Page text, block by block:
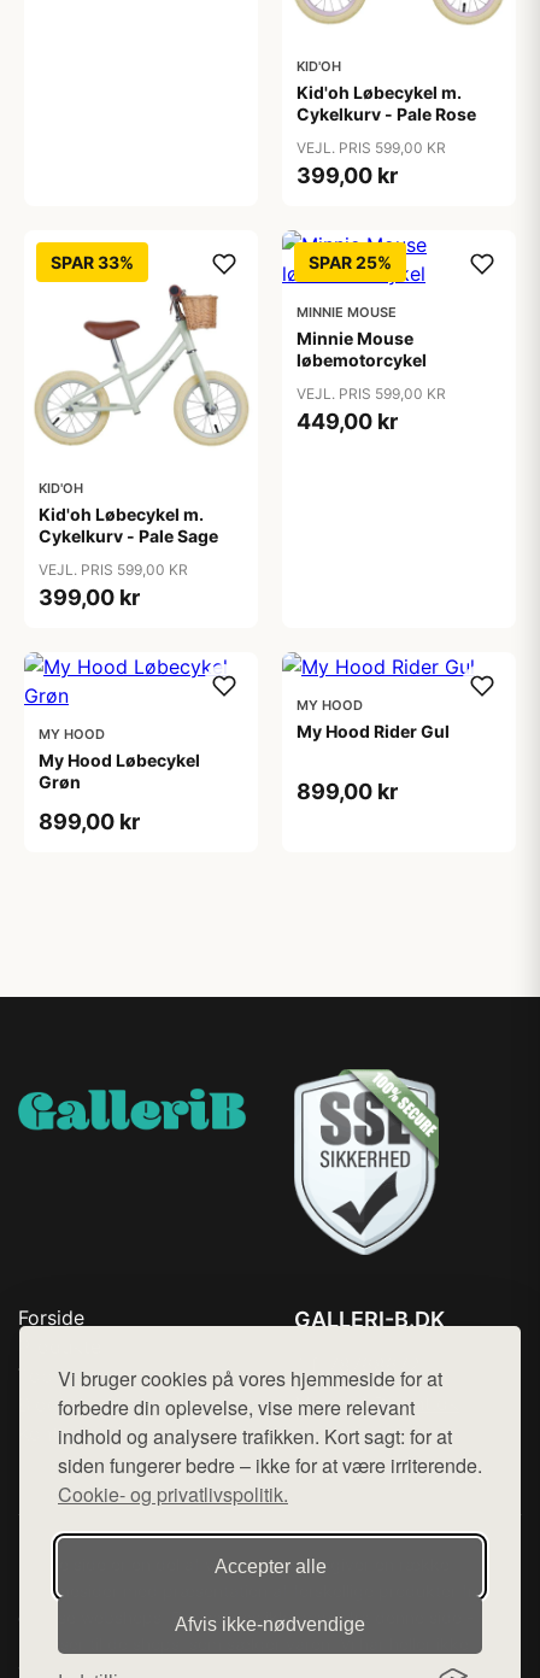
Vi bruger cookies på vores hjemmeside for at
forbedre din oplevelse, vise mere relevant
indhold og analysere trafikken. Kort sagt: for at
siden fungerer bedre – ikke for at være irriterende.
Cookie- og privatlivspolitik.
Accepter alle
Afvis ikke‑nødvendige
KID'OH
Kid'oh Løbecykel m.
Cykelkurv - Pale Rose
VEJL. PRIS 599,00 KR
399,00 kr
SPAR 33%
KID'OH
Kid'oh Løbecykel m.
Cykelkurv - Pale Sage
VEJL. PRIS 599,00 KR
399,00 kr
SPAR 25%
MINNIE MOUSE
Minnie Mouse
løbemotorcykel
VEJL. PRIS 599,00 KR
449,00 kr
MY HOOD
My Hood Løbecykel
Grøn
899,00 kr
MY HOOD
My Hood Rider Gul
899,00 kr
Forside
Top Rabatter
Blog
Kontakt
GALLERI-B.DK
Mail: hej@want.dk
Cookie- og privatlivspolitik
Denne side er en del af want.dk, der udgiver en række
hjemmesider med præsentation af forskellige produkter fra
diverse webshops. Der sælges ikke varer fra denne side - vi
henviser til de shops, som sælger varen. Vi har heller ikke
varerne på lager.